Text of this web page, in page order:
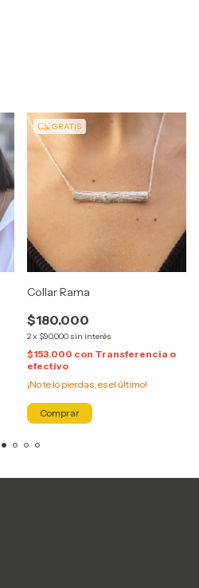
GRATIS
Collar Rama
$180.000
2x $90.000 sin interés
$153.000 con Transferencia o
efectivo
¡No te lo pierdas, es el último!